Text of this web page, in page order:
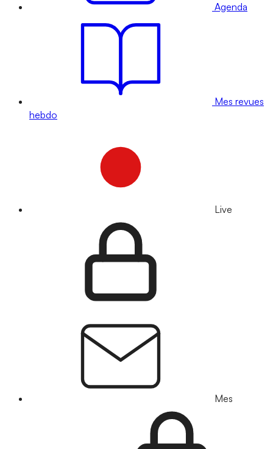
Agenda
Mes revues
hebdo
Live
Mes